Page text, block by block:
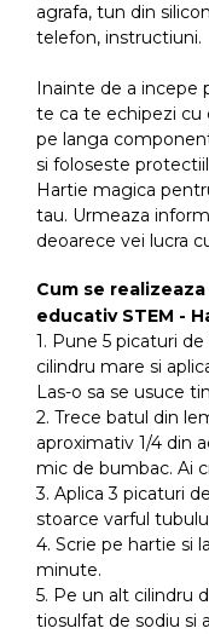
agrafa, tun din
telefon, instructiuni.
Inainte de a incepe
te ca te echipezi cu
pe langa
si foloseste
Hartie magica
tau. Urmeaza
deoarece vei lucra
Cum se
educativ STEM -
1. Pune 5 picaturi
cilindru mare si
Las-o sa se usuce
2. Trece batul din
aproximativ 1/4 din
mic de bumbac. Ai
3. Aplica 3 picaturi
stoarce varful
4. Scrie pe hartie si
minute.
5. Pe un alt cilindru
tiosulfat de sodiu si